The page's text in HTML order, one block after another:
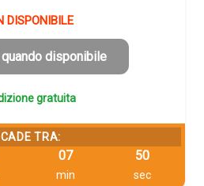
originale
era:
453,04 €.
è:
430,39 €.
DISPONIBILE
disponibile
gratuita
TRA:
07
min
49
sec